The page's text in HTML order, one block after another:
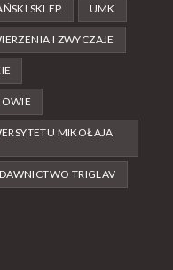
SKLEP UMK
I ZWYCZAJE
MIKOŁAJA
TRIGLAV